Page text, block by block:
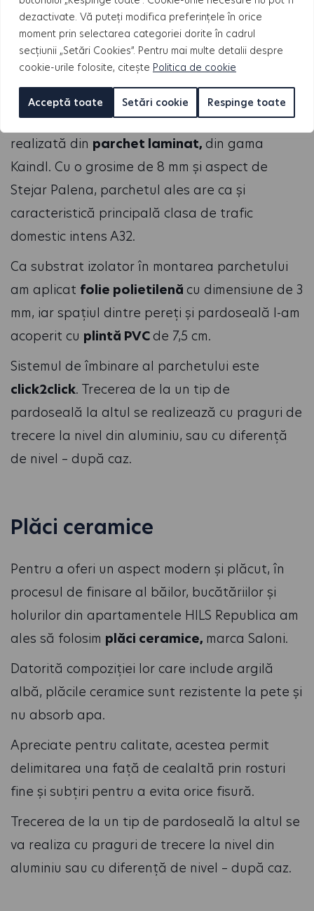
dezactivate. Vă puteți modifica preferințele în orice
moment prin selectarea categoriei dorite în cadrul
secțiunii „Setări Cookies”. Pentru mai multe detalii despre
cookie-urile folosite, citește Politica de cookie
Setări cookie Respinge toate
Acceptă toate
Parchet
Pardoseala din camera de zi și dormitoare este
realizată din parchet laminat, din gama
Kaindl. Cu o grosime de 8 mm și aspect de
Stejar Palena, parchetul ales are ca și
caracteristică principală clasa de trafic
domestic intens A32.
Ca substrat izolator în montarea parchetului
am aplicat folie polietilenă cu dimensiune de 3
mm, iar spațiul dintre pereți și pardoseală l-am
acoperit cu plintă PVCde 7,5 cm.
Sistemul de îmbinare al parchetului este
click2click. Trecerea de la un tip de
pardoseală la altul se realizează cu praguri de
trecere la nivel din aluminiu, sau cu diferență
de nivel – după caz.
Plăci ceramice
Pentru a oferi un aspect modern și plăcut, în
procesul de finisare al băilor, bucătăriilor și
holurilor din apartamentele HILS Republica am
ales să folosim plăci ceramice, marca Saloni.
Datorită compoziției lor care include argilă
albă, plăcile ceramice sunt rezistente la pete și
nu absorb apa.
Apreciate pentru calitate, acestea permit
delimitarea una față de cealaltă prin rosturi
fine și subțiri pentru a evita orice fisură.
Trecerea de la un tip de pardoseală la altul se
va realiza cu praguri de trecere la nivel din
aluminiu sau cu diferență de nivel – după caz.